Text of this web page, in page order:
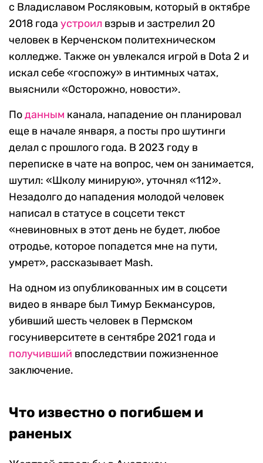
с Владиславом Росляковым, который в октябре
2018 года устроил взрыв и застрелил 20
человек в Керченском политехническом
колледже. Также он увлекался игрой в Dota 2 и
искал себе «госпожу» в интимных чатах,
выяснили «Осторожно, новости».
Поданным канала, нападение он планировал
еще в начале января, а посты про шутинги
делал с прошлого года. В 2023 году в
переписке в чате на вопрос, чем он занимается,
шутил: «Школу минирую», уточнял «112».
Незадолго до нападения молодой человек
написал в статусе в соцсети текст
«невиновных в этот день не будет, любое
отродье, которое попадется мне на пути,
умрет», рассказывает Mash.
На одном из опубликованных им в соцсети
видео в январе был Тимур Бекмансуров,
убивший шесть человек в Пермском
госуниверситете в сентябре 2021 года и
получивший впоследствии пожизненное
заключение.
Что известно о погибшем и
раненых